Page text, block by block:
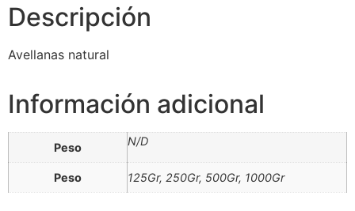
Descripción
Avellanas natural
Información adicional
Peso N/D
Peso 125Gr, 250Gr, 500Gr, 1000Gr